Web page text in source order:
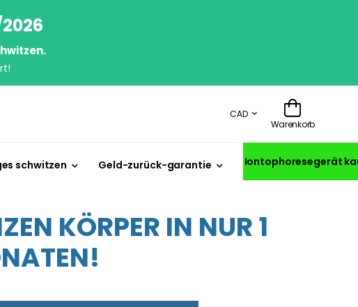
CAD
Warenkorb
schwitzen Geld-zurück-garantie Iontophoresegerät
KÖRPER IN NUR 1